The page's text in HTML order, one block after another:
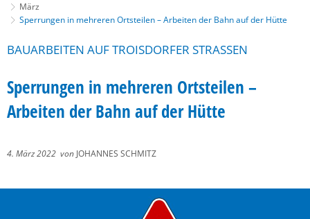
März
Sperrungen in mehreren Ortsteilen – Arbeiten der Bahn auf der Hütte
BAUARBEITEN AUF TROISDORFER STRASSEN
Sperrungen in mehreren Ortsteilen –
Arbeiten der Bahn auf der Hütte
4. März 2022 von JOHANNES SCHMITZ